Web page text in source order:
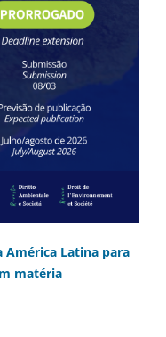
América Latina para
matéria